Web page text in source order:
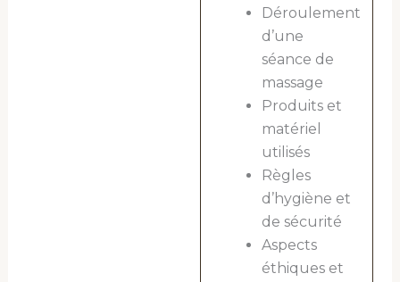
Déroulement
d’une
séance de
massage
Produits et
matériel
utilisés
Règles
d’hygiène et
de sécurité
Aspects
éthiques et